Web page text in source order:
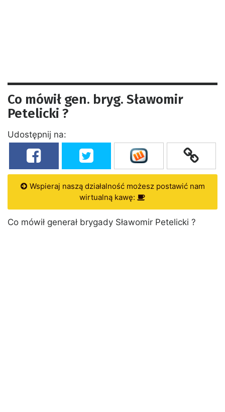
Co mówił gen. bryg. Sławomir
Petelicki ?
Udostępnij na:
Wspieraj naszą działalność możesz postawić nam
wirtualną kawę:
Co mówił generał brygady Sławomir Petelicki ?